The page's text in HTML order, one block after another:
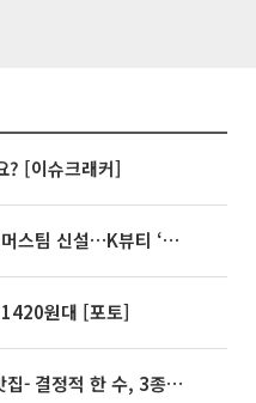
? [이슈크래커]
‘글로벌 판매망’ 확대[K뷰티 라방戰]
원대 [포토]
'2TV 생생정보' 오늘방송맛집- 결정적 한 수, 3종 메밀면! 메밀 소바 맛집 '의○○○○'